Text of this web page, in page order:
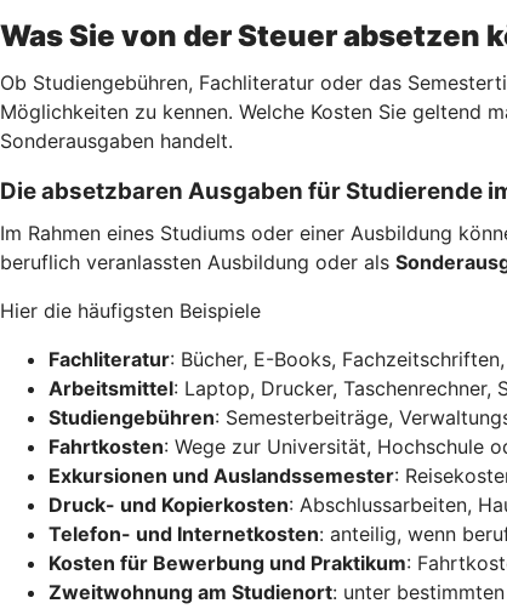
Was Sie von der Steuer absetzen
Ob Studiengebühren, Fachliteratur oder das
Möglichkeiten zu kennen. Welche Kosten Sie geltend
Sonderausgaben handelt.
Die absetzbaren Ausgaben für Studierende
Im Rahmen eines Studiums oder einer Ausbildung
beruflich veranlassten Ausbildung oder als
Hier die häufigsten Beispiele
Fachliteratur: Bücher, E-Books,
Arbeitsmittel: Laptop, Drucker, Taschenrechner,
Studiengebühren: Semesterbeiträge,
Fahrtkosten: Wege zur Universität, Hochschule
Exkursionen und Auslandssemester:
Druck- und Kopierkosten: Abschlussarbeiten,
Telefon- und Internetkosten: anteilig, wenn
Kosten für Bewerbung und Praktikum:
Zweitwohnung am Studienort: unter